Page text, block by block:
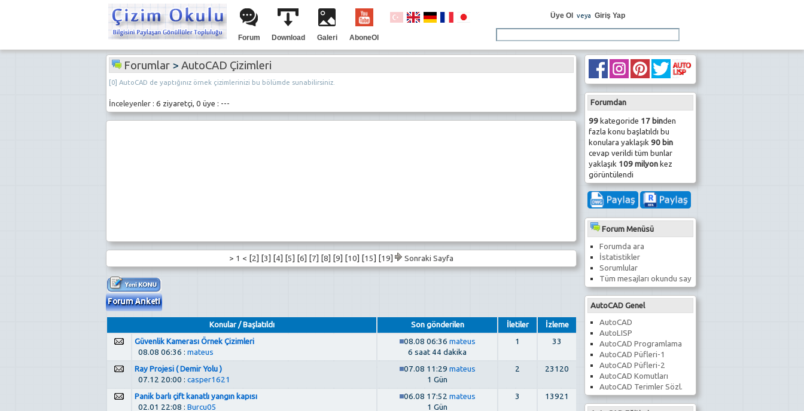
Forum Download Galeri AboneOl
Üye Ol veya Giriş Yap
Forumdan
99kategoride 17 binden
fazla konu başlatıldı bu
konulara yaklaşık 90 bin
cevap verildi tüm bunlar
yaklaşık 109 milyonkez
görüntülendi
Forum Menüsü
Forumda ara
İstatistikler
Sorumlular
Tüm mesajları okundu say
AutoCAD Genel
AutoCAD
AutoLISP
AutoCAD Programlama
AutoCAD Püfleri-1
AutoCAD Püfleri-2
AutoCAD Komutları
AutoCAD Terimler Sözl.
Forumlar> AutoCAD Çizimleri
[0] AutoCAD de yaptığınız örnek çizimlerinizi bu bölümde sunabilirsiniz.
İnceleyenler : 6 ziyaretçi, 0 üye : ---
> 1 < [2] [3] [4] [5] [6] [7] [8] [9] [10] [15] [19] Sonraki Sayfa
Konular/Başlatıldı Son gönderilen İletiler
İzleme
Güvenlik Kamerası Örnek Çizimleri
08.08 06:36 : mateus
08.08 06:36 mateus
6 saat 44 dakika
1 33
Ray Projesi ( Demir Yolu )
07.12 20:00 : casper1621
07.08 11:29 mateus
1 Gün
2 23120
Panik barlı çift kanatlı yangın kapısı
02.01 22:08 : Burcu05
06.08 17:52 mateus
1 Gün
3 13921